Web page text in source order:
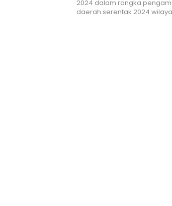
2024 dalam rangka
daerah serentak 2024